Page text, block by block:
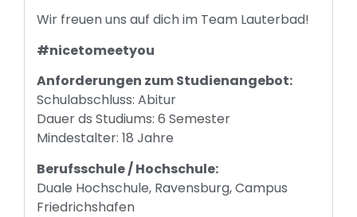
Wir freuen uns auf dich im Team Lauterbad!
#nicetomeetyou
Anforderungen zum Studienangebot:
Schulabschluss: Abitur
Dauer ds Studiums: 6 Semester
Mindestalter: 18 Jahre
Berufsschule / Hochschule:
Duale Hochschule, Ravensburg, Campus
Friedrichshafen